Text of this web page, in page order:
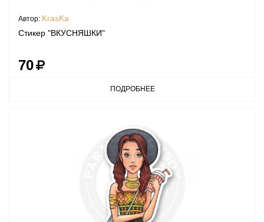
Автор: KrasKa
Стикер "ВКУСНЯШКИ"
70
ПОДРОБНЕЕ